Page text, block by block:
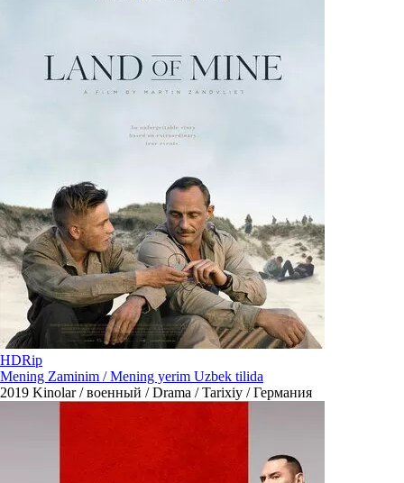
HDRip
Mening Zaminim / Mening yerim Uzbek tilida
2019 Kinolar / военный / Drama / Tarixiy / Германия